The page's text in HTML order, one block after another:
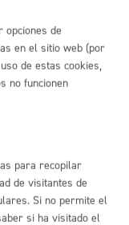
opciones de
en el sitio web (por
de estas cookies,
no funcionen
para recopilar
de visitantes de
Si no permite el
si ha visitado el